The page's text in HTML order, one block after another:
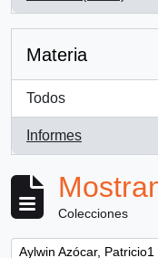
, 1 resultados
Materia
Todos
Informes
, 1 resultados
Colecciones
Remove filter:
Aylwin Azócar, Patricio1